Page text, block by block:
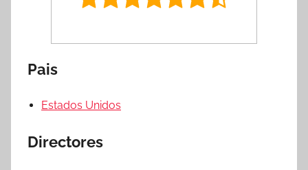
Pais
Estados Unidos
Directores